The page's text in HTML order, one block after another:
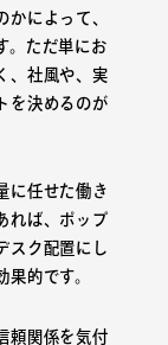
によって、
。ただ単にお
、社風や、実
を決めるのが
に任せた働き
れば、ポップ
スク配置にし
的です。
頼関係を気付